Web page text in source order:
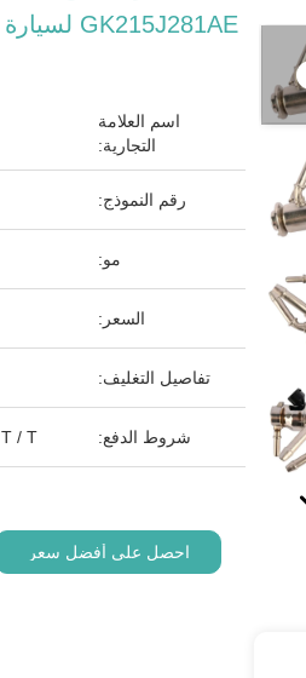
اسم العلامة
التجارية:
رقم النموذج:
مو:
السعر:
تفاصيل التغليف:
شروط الدفع: T / T ، ويسترن يونيون ، باي بال
احصل على أفضل سعر